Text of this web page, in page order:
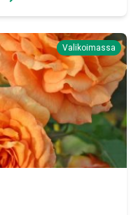
Valikoimassa